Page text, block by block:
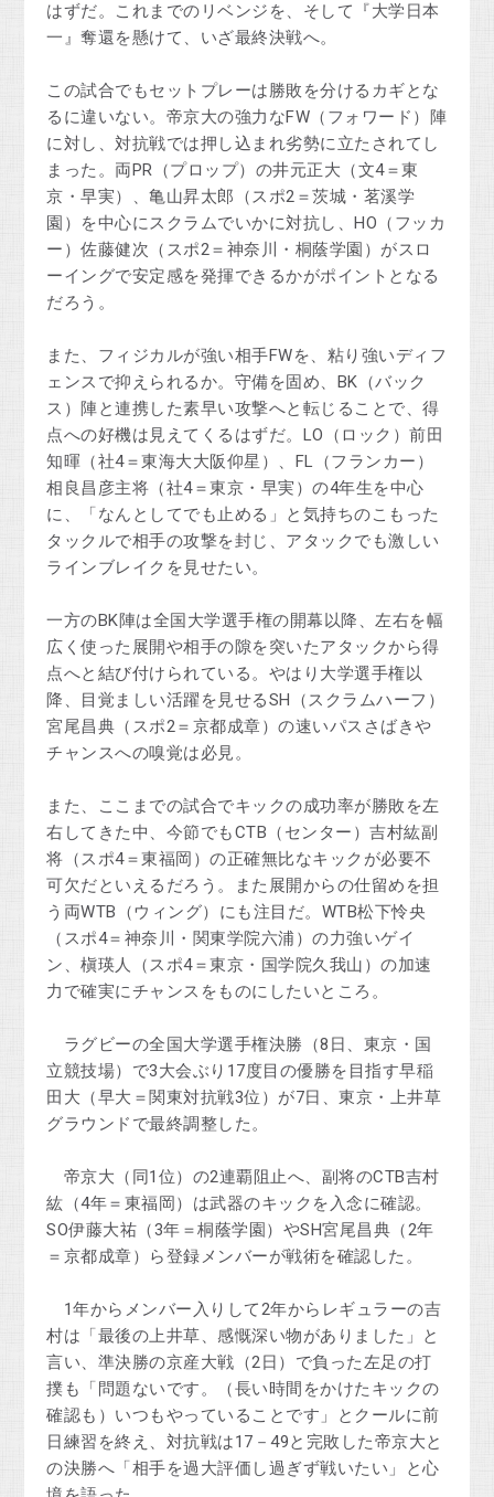
はずだ。これまでのリベンジを、そして『大学日本
一』奪還を懸けて、いざ最終決戦へ。
この試合でもセットプレーは勝敗を分けるカギとな
るに違いない。帝京大の強力なFW（フォワード）陣
に対し、対抗戦では押し込まれ劣勢に立たされてし
まった。両PR（プロップ）の井元正大（文4＝東
京・早実）、亀山昇太郎（スポ2＝茨城・茗溪学
園）を中心にスクラムでいかに対抗し、HO（フッカ
ー）佐藤健次（スポ2＝神奈川・桐蔭学園）がスロ
ーイングで安定感を発揮できるかがポイントとなる
だろう。
また、フィジカルが強い相手FWを、粘り強いディフ
ェンスで抑えられるか。守備を固め、BK（バック
ス）陣と連携した素早い攻撃へと転じることで、得
点への好機は見えてくるはずだ。LO（ロック）前田
知暉（社4＝東海大大阪仰星）、FL（フランカー）
相良昌彦主将（社4＝東京・早実）の4年生を中心
に、「なんとしてでも止める」と気持ちのこもった
タックルで相手の攻撃を封じ、アタックでも激しい
ラインブレイクを見せたい。
一方のBK陣は全国大学選手権の開幕以降、左右を幅
広く使った展開や相手の隙を突いたアタックから得
点へと結び付けられている。やはり大学選手権以
降、目覚ましい活躍を見せるSH（スクラムハーフ）
宮尾昌典（スポ2＝京都成章）の速いパスさばきや
チャンスへの嗅覚は必見。
また、ここまでの試合でキックの成功率が勝敗を左
右してきた中、今節でもCTB（センター）吉村紘副
将（スポ4＝東福岡）の正確無比なキックが必要不
可欠だといえるだろう。また展開からの仕留めを担
う両WTB（ウィング）にも注目だ。WTB松下怜央
（スポ4＝神奈川・関東学院六浦）の力強いゲイ
ン、槇瑛人（スポ4＝東京・国学院久我山）の加速
力で確実にチャンスをものにしたいところ。
ラグビーの全国大学選手権決勝（8日、東京・国
立競技場）で3大会ぶり17度目の優勝を目指す早稲
田大（早大＝関東対抗戦3位）が7日、東京・上井草
グラウンドで最終調整した。
帝京大（同1位）の2連覇阻止へ、副将のCTB吉村
紘（4年＝東福岡）は武器のキックを入念に確認。
SO伊藤大祐（3年＝桐蔭学園）やSH宮尾昌典（2年
＝京都成章）ら登録メンバーが戦術を確認した。
1年からメンバー入りして2年からレギュラーの吉
村は「最後の上井草、感慨深い物がありました」と
言い、準決勝の京産大戦（2日）で負った左足の打
撲も「問題ないです。（長い時間をかけたキックの
確認も）いつもやっていることです」とクールに前
日練習を終え、対抗戦は17－49と完敗した帝京大と
の決勝へ「相手を過大評価し過ぎず戦いたい」と心